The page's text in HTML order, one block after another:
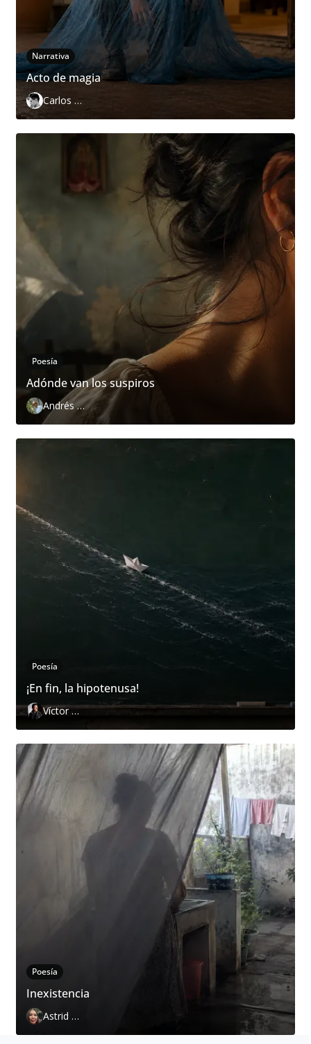
Narrativa
Acto de magia
Carlos Páramo López
Poesía
Adónde van los suspiros
Andrés Zurita Zafra
Poesía
¡En fin, la hipotenusa!
Víctor Hugo Pedraza
Poesía
Inexistencia
Astrid Cervantes